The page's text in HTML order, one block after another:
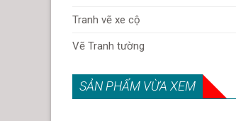
Tranh vẽ xe cộ
Vẽ Tranh tường
SẢN PHẨM VỪA XEM